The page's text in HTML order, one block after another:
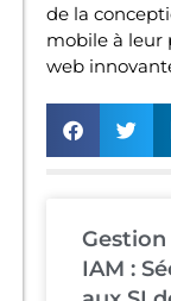
de la
mobile à leur
web
IAM :